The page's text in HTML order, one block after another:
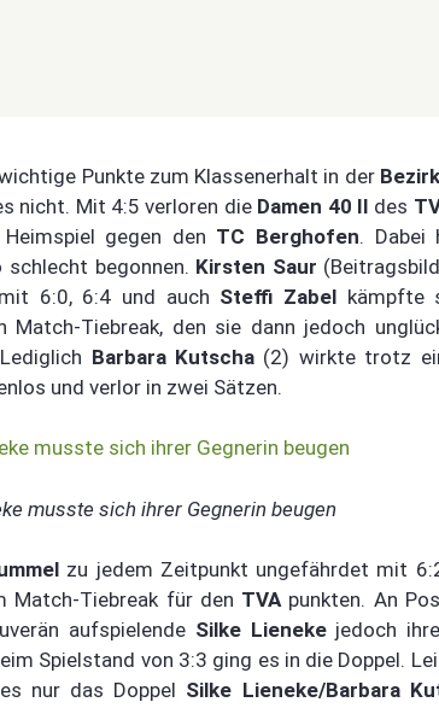
Punkte zum Klassenerhalt in der
nicht. Mit 4:5 verloren die Damen 40 II des
gegen den TC Berghofen. Dabei
begonnen. Kirsten Saur
6:0, 6:4 und auch Steffi Zabel kämpfte
Tiebreak, den sie dann jedoch
Barbara Kutscha (2) wirkte trotz
und verlor in zwei Sätzen.
musste sich ihrer Gegnerin beugen
zu jedem Zeitpunkt ungefährdet mit
Match-Tiebreak für den TVApunkten. An
aufspielende Silke Lienekejedoch
Spielstand von 3:3 ging es in die Doppel.
nur das Doppel Silke Lieneke/Barbara